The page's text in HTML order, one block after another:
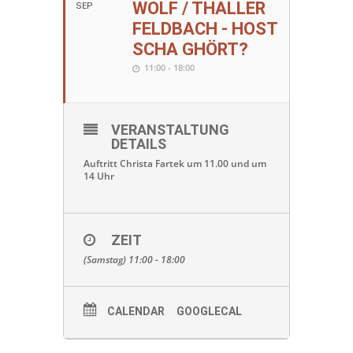
SEP
WOLF / THALLER
FELDBACH - HOST
SCHA GHÖRT?
11:00 - 18:00
VERANSTALTUNG
DETAILS
Auftritt Christa Fartek um 11.00 und um
14 Uhr
ZEIT
(Samstag) 11:00 - 18:00
CALENDAR GOOGLECAL